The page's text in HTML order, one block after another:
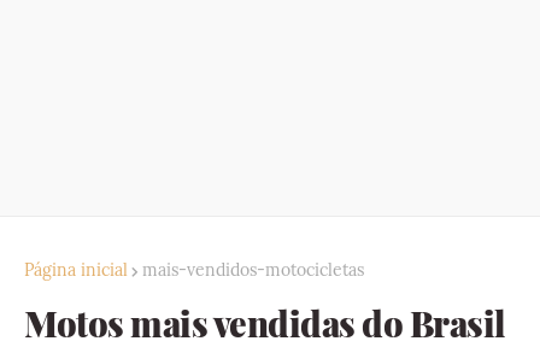
Página inicial mais-vendidos-motocicletas
Motos mais vendidas do Brasil